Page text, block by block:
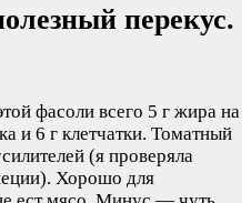
перекус.
фасоли всего 5 г жира на
и 6 г клетчатки. Томатный
(я проверяла
Хорошо для